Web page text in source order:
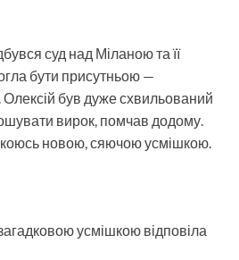
суд над Міланою та її
бути присутньою —
був дуже схвильований
вирок, помчав додому.
новою, сяючою усмішкою.
усмішкою відповіла